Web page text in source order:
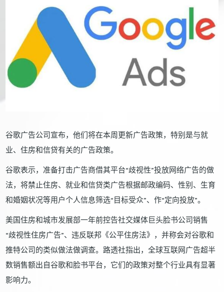
谷歌广告公司宣布，他们将在本周更新广告政策，特别是与就
业、住房和信贷有关的广告政策。
谷歌表示，准备打击广告商借其平台“歧视性”投放网络广告的做
法，将禁止住房、就业和信贷类广告根据邮政编码、性别、生育
和婚姻状况等用户个人信息筛选“目标受众”、作“定向投放”。
美国住房和城市发展部一年前控告社交媒体巨头脸书公司销售
“歧视性住房广告”、违反联邦《公平住房法》，并称会对谷歌和
推特公司的类似做法做调查。路透社指出，全球互联网广告超半
数销售额出自谷歌和脸书平台，它们的政策对整个行业具有显著
影响力。